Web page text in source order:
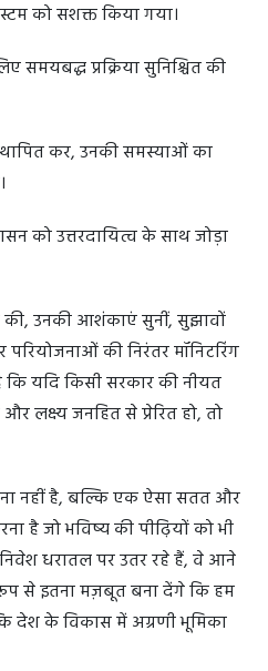
को सशक्त किया गया।
समयबद्ध प्रक्रिया सुनिश्चित की
कर, उनकी समस्याओं का
को उत्तरदायित्व के साथ जोड़ा
उनकी आशंकाएं सुनीं, सुझावों
की निरंतर मॉनिटरिंग
कि यदि किसी सरकार की नीयत
लक्ष्य जनहित से प्रेरित हो, तो
नहीं है, बल्कि एक ऐसा सतत और
है जो भविष्य की पीढ़ियों को भी
धरातल पर उतर रहे हैं, वे आने
से इतना मज़बूत बना देंगे कि हम
देश के विकास में अग्रणी भूमिका